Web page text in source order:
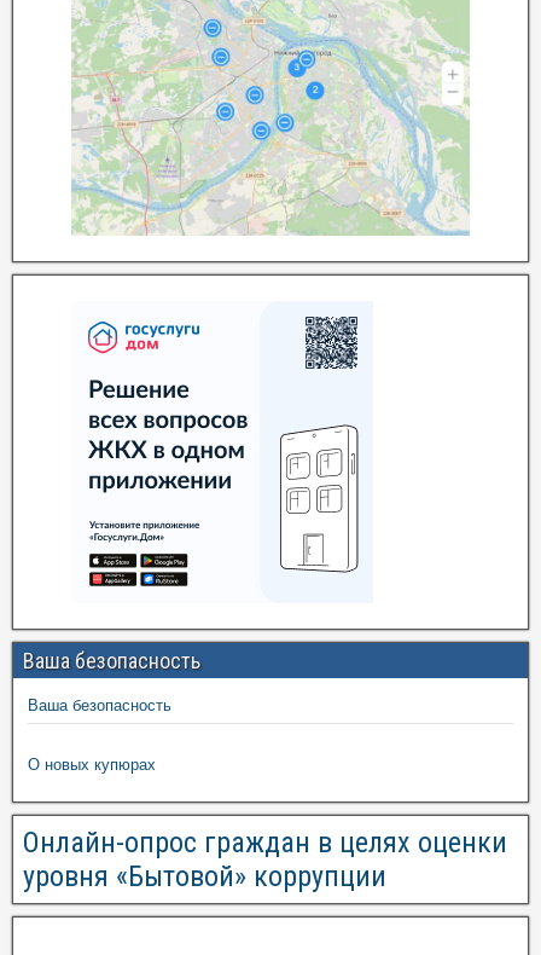
Ваша безопасность
Ваша безопасность
О новых купюрах
Онлайн-опрос граждан в целях оценки
уровня «Бытовой» коррупции